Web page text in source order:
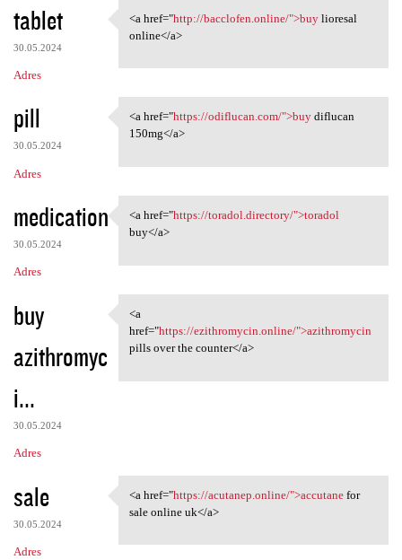
tablet
30.05.2024
Adres
<a href="http://bacclofen
<a href="http://bacclofen.online/">buylioresal
online</a>
pill
30.05.2024
Adres
<a href="https://odiflucan
<a href="https://odiflucan.com/">buydiflucan
150mg</a>
medication
30.05.2024
Adres
<a href="https://toradol
<a href="https://toradol.directory/">toradol
buy</a>
buy
azithromyc
i...
30.05.2024
Adres
<a href="https://ezithromycin
<a
href="https://ezithromycin.online/">azithromycin
pills over the counter</a>
sale
30.05.2024
Adres
<a href="https://acutanep
<a href="https://acutanep.online/">accutanefor
sale online uk</a>